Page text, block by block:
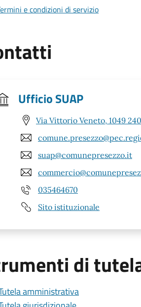
e condizioni di servizio
Ufficio SUAP
Via Vittorio Veneto, 1049
suap@comunepresezzo.it
035464670
Sito istituzionale
di
amministrativa